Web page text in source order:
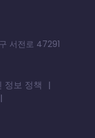
서전로 47291
정보 정책